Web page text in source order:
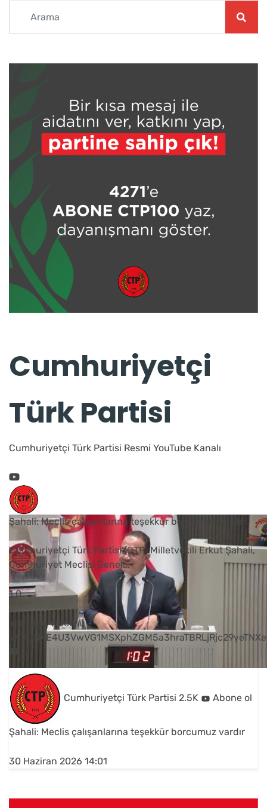
Cumhuriyetçi
Türk Partisi
Cumhuriyetçi Türk Partisi Resmi YouTube Kanalı
Şahali: Meclis çalışanlarına teşekkür borcumuz vardır
Cumhuriyetçi Türk Partisi (CTP) Milletvekili Erkut Şahali,
Cumhuriyet Meclisi Genel...
1 0
YouTube Videosu
Cumhuriyetçi Türk Partisi 2.5K Abone ol
Şahali: Meclis çalışanlarına teşekkür borcumuz vardır
30 Haziran 2026 14:01